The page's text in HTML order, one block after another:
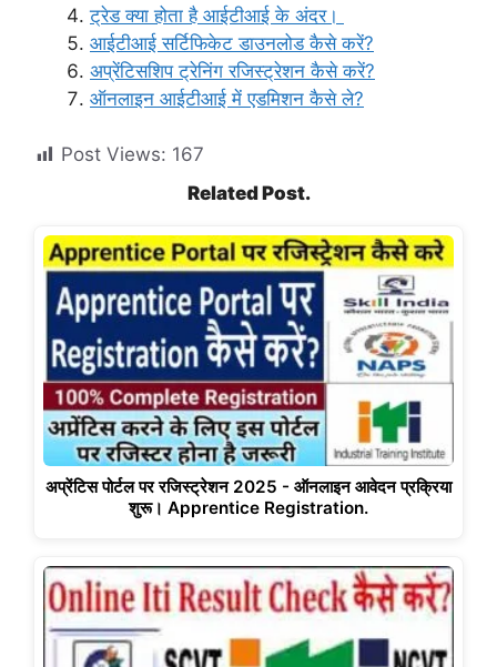
ट्रेड क्या होता है आईटीआई के अंदर।
आईटीआई सर्टिफिकेट डाउनलोड कैसे करें?
अप्रेंटिसशिप ट्रेनिंग रजिस्ट्रेशन कैसे करें?
ऑनलाइन आईटीआई में एडमिशन कैसे ले?
Post Views: 167
Related Post.
अप्रेंटिस पोर्टल पर रजिस्ट्रेशन 2025 - ऑनलाइन आवेदन प्रक्रिया
शुरू। Apprentice Registration.